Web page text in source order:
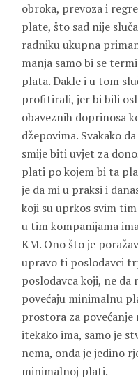
obroka, prevoza i
plate, što sad nije
radniku ukupna
manja samo bi se
plata. Dakle i u tom
profitirali, jer bi bili
obaveznih doprinosa
džepovima. Svakako
smije biti uvjet za
plati po kojem bi ta
je da mi u praksi i
koji su uprkos svim
u tim kompanijama
KM. Ono što je
upravo ti poslodavci
poslodavca koji, ne da
povećaju minimalnu
prostora za
itekako ima, samo je
nema, onda je jedino
minimalnoj plati.